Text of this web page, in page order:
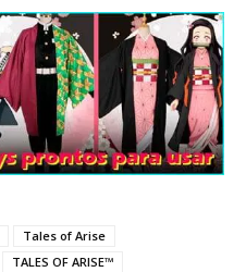
Tales of Arise
TALES OF ARISE™